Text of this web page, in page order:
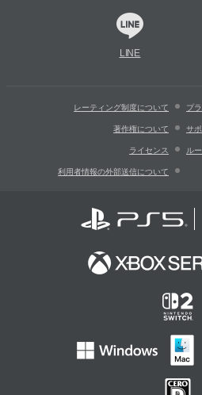
LINE
レーティング制度について プ
著作権について サ
ライセンス ル
利用者情報の外部送信について